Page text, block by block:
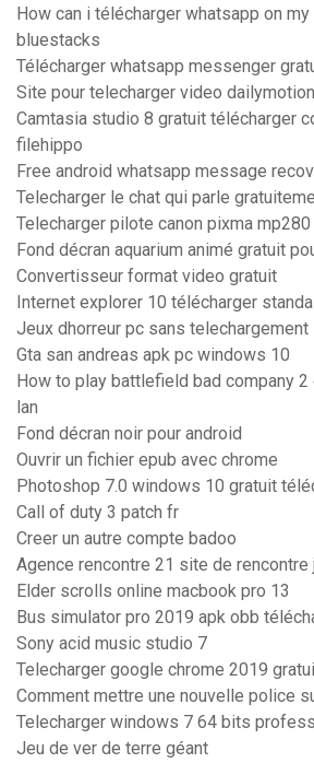
How can i télécharger whatsapp on
bluestacks
Télécharger whatsapp messenger
Site pour telecharger video dailymotion
Camtasia studio 8 gratuit télécharger
filehippo
Free android whatsapp message
Telecharger le chat qui parle
Telecharger pilote canon pixma mp280
Fond décran aquarium animé gratuit
Convertisseur format video gratuit
Internet explorer 10 télécharger
Jeux dhorreur pc sans telechargement
Gta san andreas apk pc windows 10
How to play battlefield bad company
lan
Fond décran noir pour android
Ouvrir un fichier epub avec chrome
Photoshop 7.0 windows 10 gratuit
Call of duty 3 patch fr
Creer un autre compte badoo
Agence rencontre 21 site de rencontre
Elder scrolls online macbook pro 13
Bus simulator pro 2019 apk obb
Sony acid music studio 7
Telecharger google chrome 2019
Comment mettre une nouvelle police
Telecharger windows 7 64 bits
Jeu de ver de terre géant